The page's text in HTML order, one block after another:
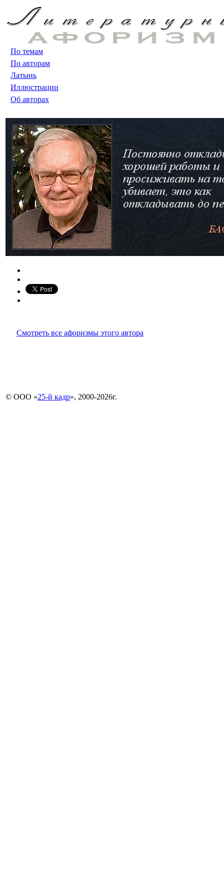
По темам
По авторам
Латынь
Иллюстрации
Об авторах
Смотреть все афоризмы этого автора
© ООО «25-й кадр», 2000-2026г.